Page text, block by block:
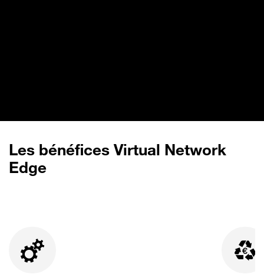
Les bénéfices Virtual Network
Edge